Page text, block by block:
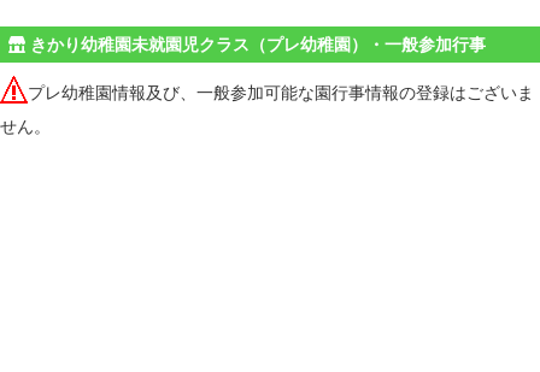
きかり幼稚園未就園児クラス（プレ幼稚園）・一般参加行事
プレ幼稚園情報及び、一般参加可能な園行事情報の登録はございま
せん。